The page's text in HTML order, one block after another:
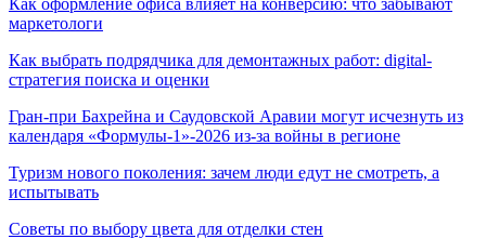
маркетологи
Как выбрать подрядчика для демонтажных работ: digital-
стратегия поиска и оценки
Гран-при Бахрейна и Саудовской Аравии могут исчезнуть из
календаря «Формулы-1»-2026 из-за войны в регионе
Туризм нового поколения: зачем люди едут не смотреть, а
испытывать
Советы по выбору цвета для отделки стен